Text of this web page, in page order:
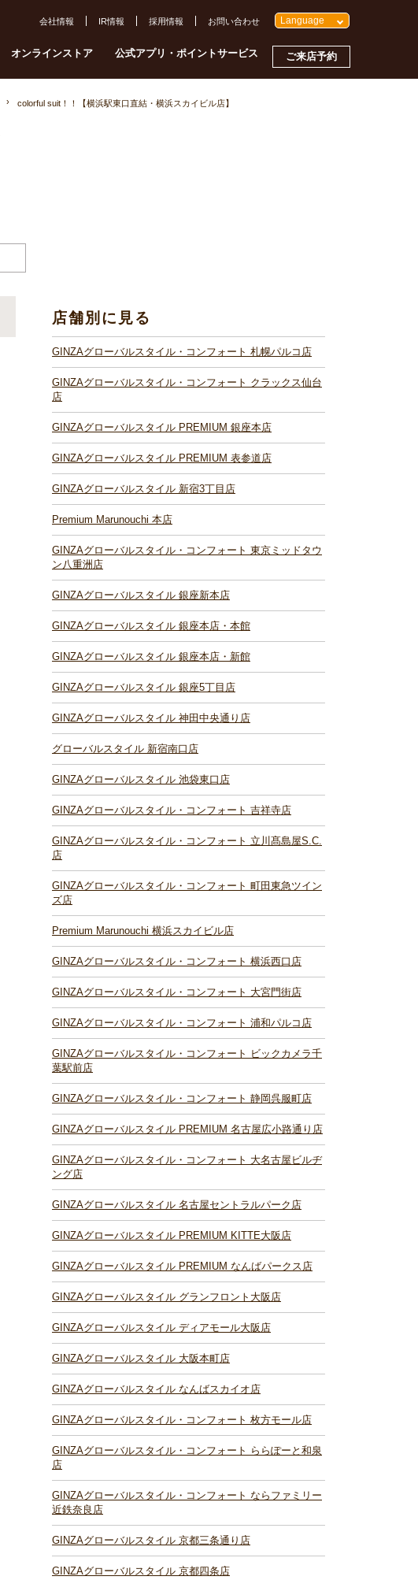
オンラインストア 公式アプリ・ポイントサービス ご来店予約
会社情報 IR情報 採用情報 お問い合わせ Language
colorful suit！！【横浜駅東口直結・横浜スカイビル店】
店舗別に見る
GINZAグローバルスタイル・コンフォート 札幌パルコ店
GINZAグローバルスタイル・コンフォート クラックス仙台
店
GINZAグローバルスタイル PREMIUM 銀座本店
GINZAグローバルスタイル PREMIUM 表参道店
GINZAグローバルスタイル 新宿3丁目店
Premium Marunouchi 本店
GINZAグローバルスタイル・コンフォート 東京ミッドタウ
ン八重洲店
GINZAグローバルスタイル 銀座新本店
GINZAグローバルスタイル 銀座本店・本館
GINZAグローバルスタイル 銀座本店・新館
GINZAグローバルスタイル 銀座5丁目店
GINZAグローバルスタイル 神田中央通り店
グローバルスタイル 新宿南口店
GINZAグローバルスタイル 池袋東口店
GINZAグローバルスタイル・コンフォート 吉祥寺店
GINZAグローバルスタイル・コンフォート 立川髙島屋S.C.
店
GINZAグローバルスタイル・コンフォート 町田東急ツイン
ズ店
Premium Marunouchi 横浜スカイビル店
GINZAグローバルスタイル・コンフォート 横浜西口店
GINZAグローバルスタイル・コンフォート 大宮門街店
GINZAグローバルスタイル・コンフォート 浦和パルコ店
GINZAグローバルスタイル・コンフォート ビックカメラ千
葉駅前店
GINZAグローバルスタイル・コンフォート 静岡呉服町店
GINZAグローバルスタイル PREMIUM 名古屋広小路通り店
GINZAグローバルスタイル・コンフォート 大名古屋ビルヂ
ング店
GINZAグローバルスタイル 名古屋セントラルパーク店
GINZAグローバルスタイル PREMIUM KITTE大阪店
GINZAグローバルスタイル PREMIUM なんばパークス店
GINZAグローバルスタイル グランフロント大阪店
GINZAグローバルスタイル ディアモール大阪店
GINZAグローバルスタイル 大阪本町店
GINZAグローバルスタイル なんばスカイオ店
GINZAグローバルスタイル・コンフォート 枚方モール店
GINZAグローバルスタイル・コンフォート ららぽーと和泉
店
GINZAグローバルスタイル・コンフォート ならファミリー
近鉄奈良店
GINZAグローバルスタイル 京都三条通り店
GINZAグローバルスタイル 京都四条店